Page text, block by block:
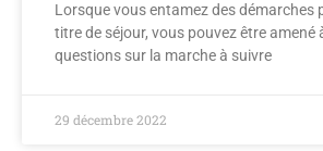
Lorsque vous entamez des démarches
titre de séjour, vous pouvez être amené
questions sur la marche à suivre
29 décembre 2022